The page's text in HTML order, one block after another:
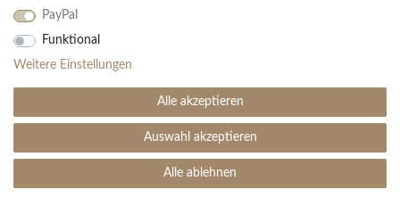
30 Tage Rückgaberecht
Große Auswahl
Kauf auf Rechnung
Einfache Auftragsverfolgung
© Copyright 2026 | Alle Rechte vorbehalten. - Teppich Boss | Realisation
PayPal
Funktional
Weitere Einstellungen
Alle akzeptieren
Auswahl akzeptieren
Alle ablehnen
SEHR GUT (4.99 / 5)
Bewertungen bei: ebay.de, amazon.de ⓘ